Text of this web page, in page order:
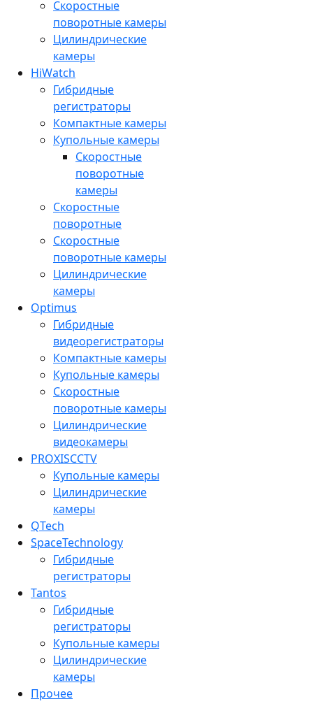
Скоростные
поворотные камеры
Цилиндрические
камеры
HiWatch
Гибридные
регистраторы
Компактные камеры
Купольные камеры
Скоростные
поворотные
камеры
Скоростные
поворотные
Скоростные
поворотные камеры
Цилиндрические
камеры
Optimus
Гибридные
видеорегистраторы
Компактные камеры
Купольные камеры
Скоростные
поворотные камеры
Цилиндрические
видеокамеры
PROXISCCTV
Купольные камеры
Цилиндрические
камеры
QTech
SpaceTechnology
Гибридные
регистраторы
Tantos
Гибридные
регистраторы
Купольные камеры
Цилиндрические
камеры
Прочее